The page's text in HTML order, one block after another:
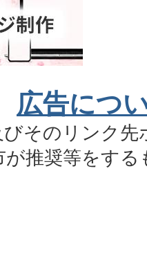
広告につ
そのリンク先
が推奨等をす